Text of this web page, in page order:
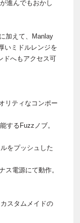
進んでもおかし
加えて、Manlay
いミドルレンジを
ドへもアクセス可
リティなコンポー
するFuzzノブ。
をプッシュした
ス電源にて動作。
スタムメイドの